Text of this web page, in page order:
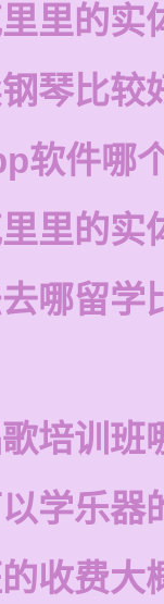
里的实
琴比较
软件哪
里的实
哪留学
培训班
学乐器
收费大